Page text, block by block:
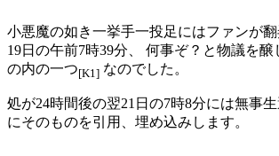
小悪魔の如き一挙手一投足にはファンが
19日の午前7時39分、 何事ぞ？と物議を
の内の一つ[K1] なのでした。
処が24時間後の翌21日の7時8分には無事
にそのものを引用、埋め込みします。